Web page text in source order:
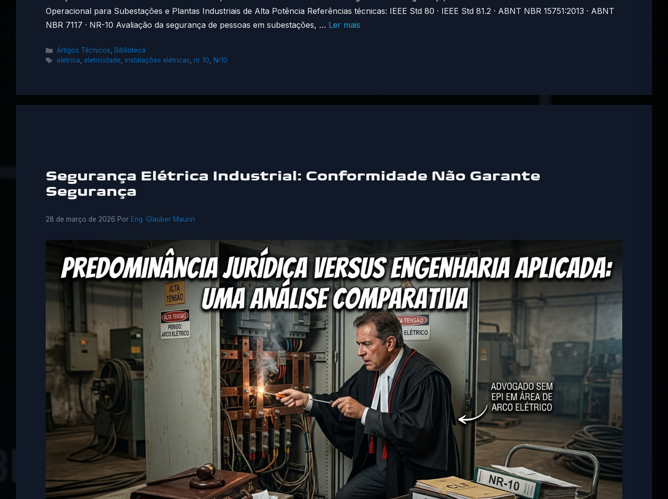
Operacional para Subestações e Plantas Industriais de Alta Potência Referências técnicas: IEEE Std 80 · IEEE Std 81.2 · ABNT NBR 15751:2013 · ABNT
NBR 7117 · NR-10 Avaliação da segurança de pessoas em subestações, … Ler mais
Categorias
Artigos Técnicos, Biblioteca
Tags
eletrica, eletricidade, instalações elétricas, nr 10, Nr10
Segurança Elétrica Industrial: Conformidade Não Garante
Segurança
28 de março de 2026 Por Eng. Glauber Maurin